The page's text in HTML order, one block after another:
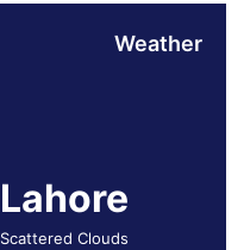
Weather
Lahore
Scattered Clouds